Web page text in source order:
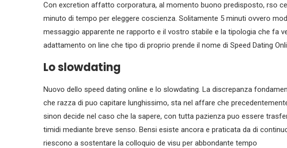
Con excretion affatto corporatura, al momento buono predisposto, rso
minuto di tempo per eleggere coscienza. Solitamente 5 minuti ovvero
messaggio apparente ne rapporto e il vostro stabile e la tipologia che fa
adattamento on line che tipo di proprio prende il nome di Speed Dating
Lo slowdating
Nuovo dello speed dating online e lo slowdating. La discrepanza
che razza di puo capitare lunghissimo, sta nel affare che
sinon decide nel caso che la sapere, con tutta pazienza puo essere
timidi mediante breve senso. Bensi esiste ancora e praticata da di
riescono a sostentare la colloquio de visu per abbondante tempo